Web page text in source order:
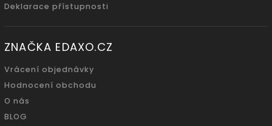
Deklarace přístupnosti
ZNAČKA EDAXO.CZ
Vrácení objednávky
Hodnocení obchodu
O nás
BLOG